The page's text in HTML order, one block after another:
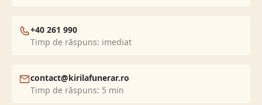
+40 261 990
Timp de răspuns: imediat
contact@kirilafunerar.ro
Timp de răspuns: 5 min